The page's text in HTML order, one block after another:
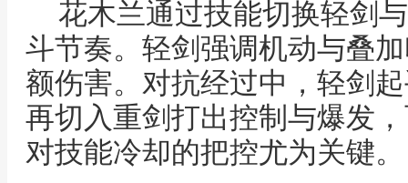
花木兰通过技能切换轻剑
斗节奏。轻剑强调机动与叠
额伤害。对抗经过中，轻剑
再切入重剑打出控制与爆发
对技能冷却的把控尤为关键。